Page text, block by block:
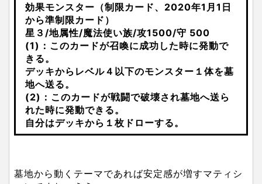
効果モンスター（制限カード、2020年1月1日
から準制限カード）
星３/地属性/魔法使い族/攻1500/守 500
(1)：このカードが召喚に成功した時に発動で
きる。
デッキからレベル４以下のモンスター１体を墓
地へ送る。
(2)：このカードが戦闘で破壊され墓地へ送ら
れた時に発動できる。
自分はデッキから１枚ドローする。
墓地から動くテーマであれば安定感が増すマティシ